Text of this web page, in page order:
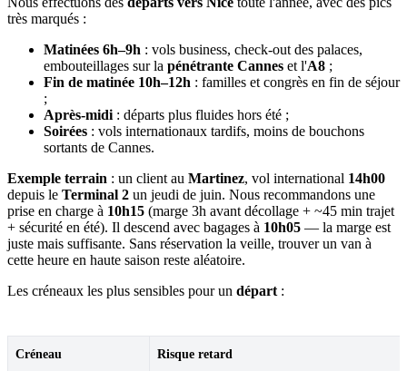
très marqués :
Matinées 6h–9h : vols business, check-out des palaces,
embouteillages sur la pénétrante Cannes et l'A8 ;
Fin de matinée 10h–12h : familles et congrès en fin de séjour
;
Après-midi: départs plus fluides hors été ;
Soirées : vols internationaux tardifs, moins de bouchons
sortants de Cannes.
Exemple terrain : un client au Martinez, vol international 14h00
depuis le Terminal 2 un jeudi de juin. Nous recommandons une
prise en charge à 10h15 (marge 3h avant décollage + ~45 min trajet
+ sécurité en été). Il descend avec bagages à 10h05 — la marge est
juste mais suffisante. Sans réservation la veille, trouver un van à
cette heure en haute saison reste aléatoire.
Les créneaux les plus sensibles pour un départ:
Créneau Risque retard